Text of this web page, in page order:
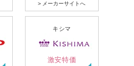
> メーカーサイトへ
キシマ
激安特価